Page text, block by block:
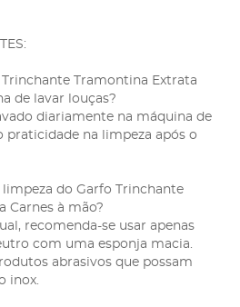
Trinchante Tramontina Extrata
de lavar louças?
diariamente na máquina de
praticidade na limpeza após o
do Garfo Trinchante
Carnes à mão?
recomenda-se usar apenas
com uma esponja macia.
abrasivos que possam
inox.